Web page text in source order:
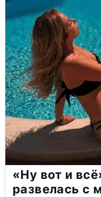
«Ну вот и
развелась с